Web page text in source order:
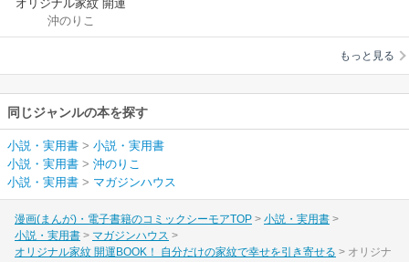
オリジナル家紋 開運
BOOK！ 自分だけの
家紋で幸せを引き寄
沖のりこ
もっと見る
同じジャンルの本を探す
小説・実用書 > 小説・実用書
小説・実用書 > 沖のりこ
小説・実用書 > マガジンハウス
漫画(まんが)・電子書籍のコミックシーモアTOP
小説・実用書
小説・実用書
マガジンハウス
オリジナル家紋 開運BOOK！ 自分だけの家紋で幸せを引き寄せる
オリジナ